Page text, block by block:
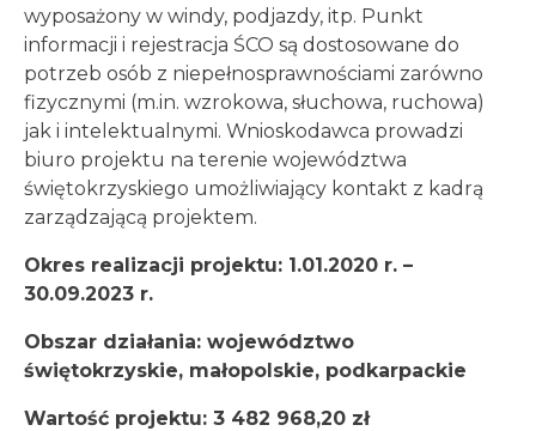
wyposażony w windy, podjazdy, itp. Punkt
informacji i rejestracja ŚCO są dostosowane do
potrzeb osób z niepełnosprawnościami zarówno
fizycznymi (m.in. wzrokowa, słuchowa, ruchowa)
jak i intelektualnymi. Wnioskodawca prowadzi
biuro projektu na terenie województwa
świętokrzyskiego umożliwiający kontakt z kadrą
zarządzającą projektem.
Okres realizacji projektu: 1.01.2020 r. –
30.09.2023 r.
Obszar działania: województwo
świętokrzyskie, małopolskie, podkarpackie
Wartość projektu: 3 482 968,20 zł